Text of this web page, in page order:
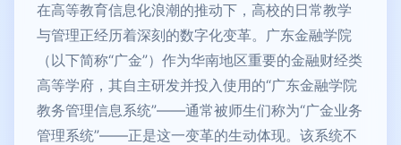
在高等教育信息化浪潮的推动下，高校的日常教学
与管理正经历着深刻的数字化变革。广东金融学院
（以下简称“广金”）作为华南地区重要的金融财经类
高等学府，其自主研发并投入使用的“广东金融学院
教务管理信息系统”——通常被师生们称为“广金业务
管理系统”——正是这一变革的生动体现。该系统不